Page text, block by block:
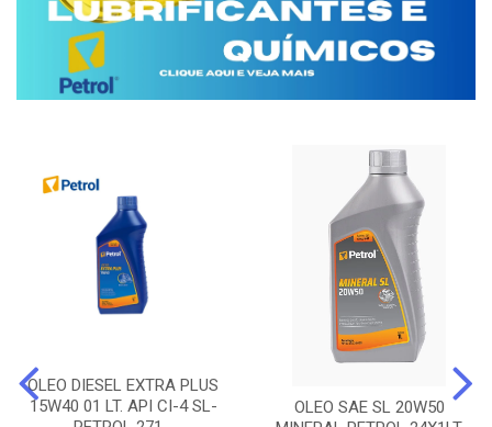
OLEO DIESEL EXTRA PLUS
15W40 01 LT. API CI-4 SL-
OLEO SAE SL 20W50